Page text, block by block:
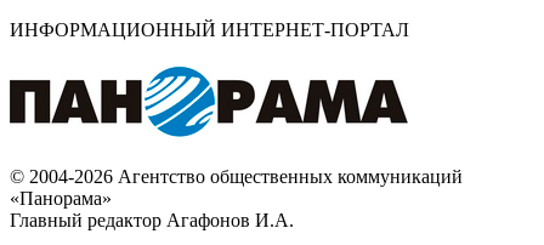
ИНФОРМАЦИОННЫЙ ИНТЕРНЕТ-ПОРТАЛ
© 2004-2026 Агентство общественных коммуникаций
«Панорама»
Главный редактор Агафонов И.А.